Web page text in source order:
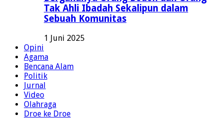
Tak Ahli Ibadah Sekalipun dalam
Sebuah Komunitas
1 Juni 2025
Opini
Agama
Bencana Alam
Politik
Jurnal
Video
Olahraga
Droe ke Droe